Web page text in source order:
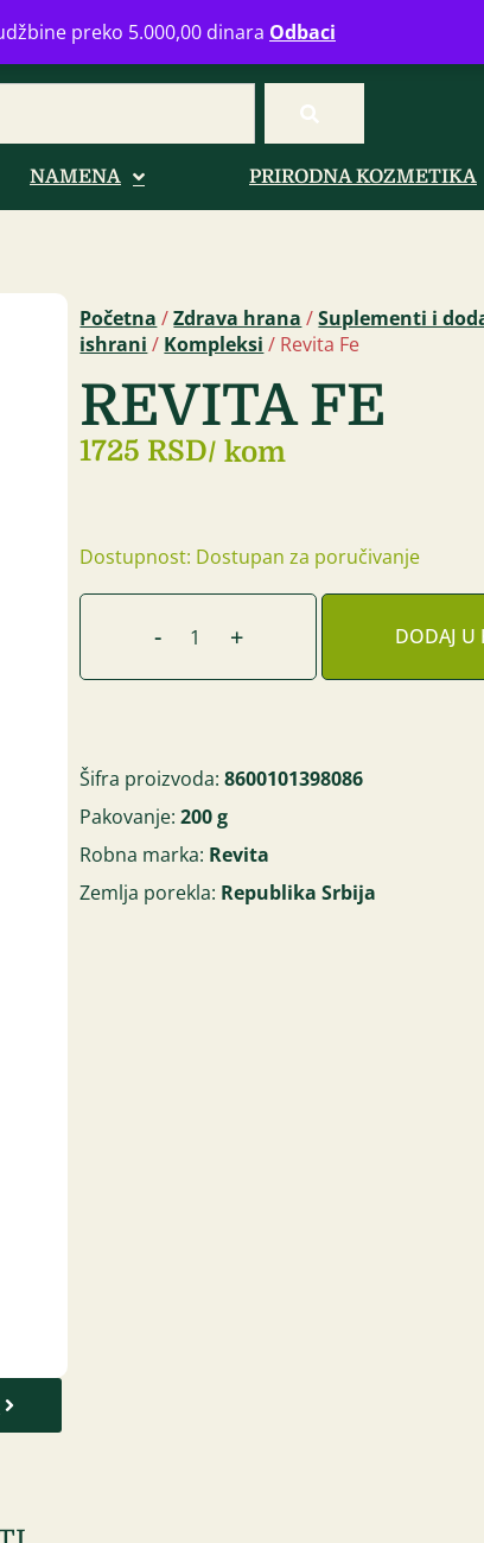
preko 5.000,00 dinara Odbaci
+381 (0)11 770 39 61Radno vreme: Ponedeljak -
NAMENA PRIRODNA KOZMETIKA
Početna /Zdrava hrana /Suplementi i
ishrani / Kompleksi / Revita Fe
REVITA FE
1725 RSD/ kom
Dostupnost: Dostupan za poručivanje
- + DODAJ U
Šifra proizvoda:8600101398086
Pakovanje:200 g
Robna marka: Revita
Zemlja porekla: Republika Srbija